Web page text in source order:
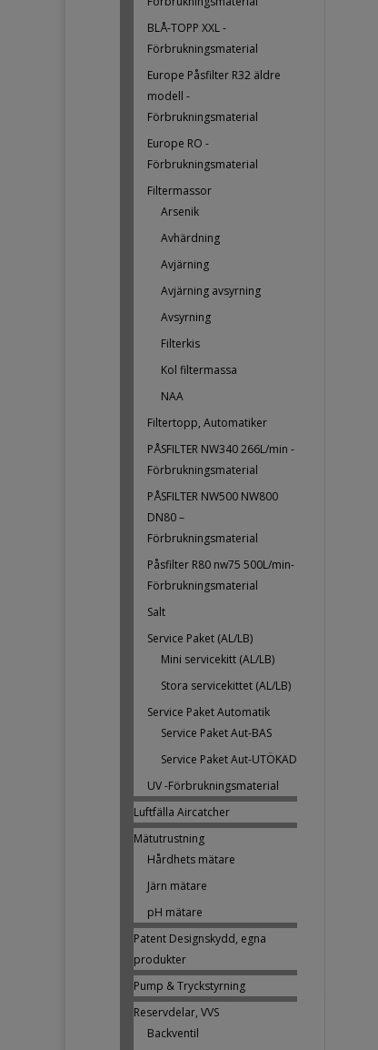
BLÅ-TOPP XXL -
Förbrukningsmaterial
Europe Påsfilter R32 äldre
modell -
Förbrukningsmaterial
Europe RO -
Förbrukningsmaterial
Filtermassor
Arsenik
Avhärdning
Avjärning
Avjärning avsyrning
Avsyrning
Filterkis
Kol filtermassa
NAA
Filtertopp, Automatiker
PÅSFILTER NW340 266L/min -
Förbrukningsmaterial
PÅSFILTER NW500 NW800
DN80 –
Förbrukningsmaterial
Påsfilter R80 nw75 500L/min-
Förbrukningsmaterial
Salt
Service Paket (AL/LB)
Mini servicekitt (AL/LB)
Stora servicekittet (AL/LB)
Service Paket Automatik
Service Paket Aut-BAS
Service Paket Aut-UTÖKAD
UV -Förbrukningsmaterial
Luftfälla Aircatcher
Mätutrustning
Hårdhets mätare
Järn mätare
pH mätare
Patent Designskydd, egna
produkter
Pump & Tryckstyrning
Reservdelar, VVS
Backventil